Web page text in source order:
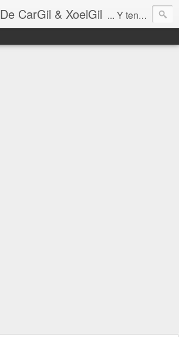
CarGil & XoelGil ... Y tengan cuidado ahí fuera, por favor.